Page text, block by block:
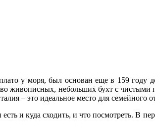
у моря, был основан еще в 159 году
живописных, небольших бухт с
– это идеальное место для семейного
и куда сходить, и что посмотреть. В